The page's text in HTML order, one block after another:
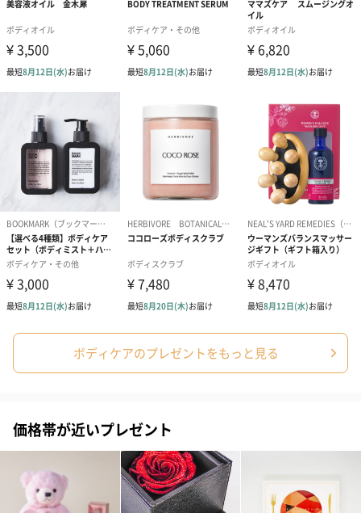
ボディケアのプレゼントをもっと見る
価格帯が近いプレゼント